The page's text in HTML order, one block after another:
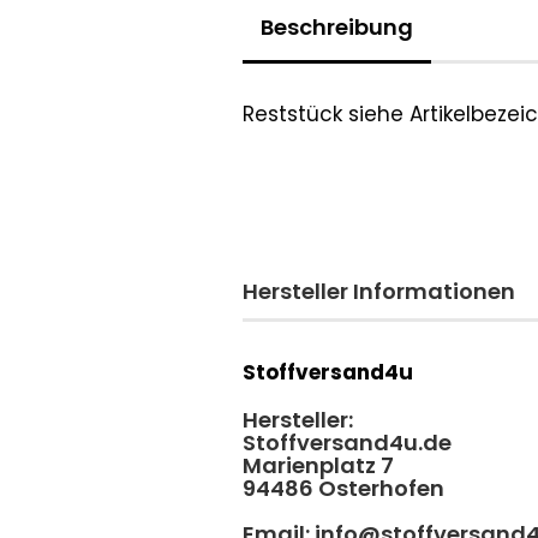
Beschreibung
Reststück siehe
Hersteller Informationen
Stoffversand4u
Hersteller:
Stoffversand4u.de
Marienplatz 7
94486 Osterhofen